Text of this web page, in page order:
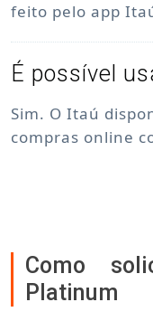
feito pelo app
É possível
Sim. O Itaú
compras online
Como
Platinum